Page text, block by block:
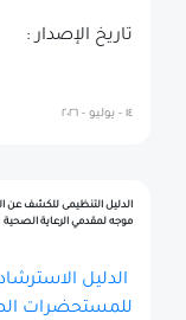
تاريخ الإصدار :
١٤ - يوليو - ٢٠٢٦
الدليل التنظيمى للكشف عن
موجه لمقدمي الرعاية الصحية
الدليل
للمستحضرات